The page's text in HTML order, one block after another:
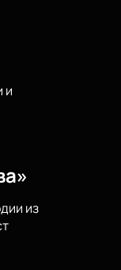
и
из